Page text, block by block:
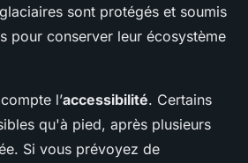
sont protégés et soumis
pour conserver leur écosystème
l’accessibilité. Certains
qu'à pied, après plusieurs
Si vous prévoyez de